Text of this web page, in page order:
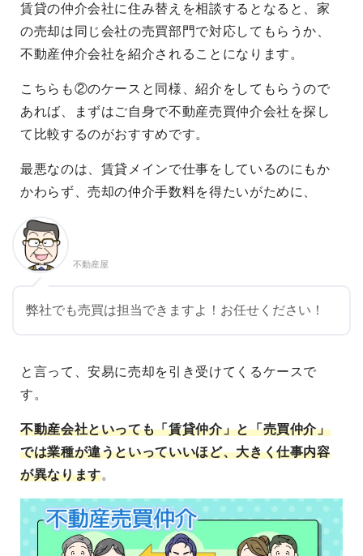
賃貸の仲介会社に住み替えを相談するとなると、家
の売却は同じ会社の売買部門で対応してもらうか、
不動産仲介会社を紹介されることになります。
こちらも②のケースと同様、紹介をしてもらうので
あれば、まずはご自身で不動産売買仲介会社を探し
て比較するのがおすすめです。
最悪なのは、賃貸メインで仕事をしているのにもか
かわらず、売却の仲介手数料を得たいがために、
不動産屋
弊社でも売買は担当できますよ！お任せください！
と言って、安易に売却を引き受けてくるケースで
す。
不動産会社といっても「賃貸仲介」と「売買仲介」
では業種が違うといっていいほど、大きく仕事内容
が異なります。